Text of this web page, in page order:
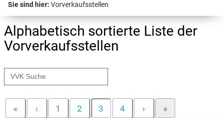
Sie sind hier: Vorverkaufsstellen
Alphabetisch sortierte Liste der
Vorverkaufsstellen
« ‹ 1 2 3 4 › »